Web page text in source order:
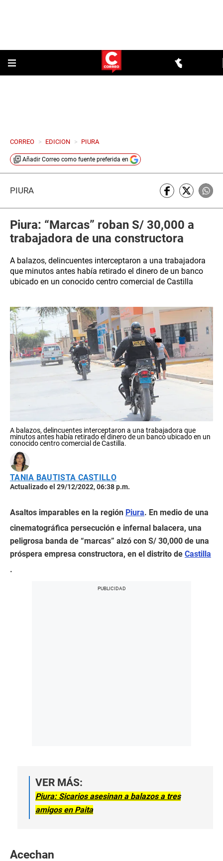
CORREO > EDICION > PIURA
Añadir Correo como fuente preferida en
PIURA
Piura: “Marcas” roban S/ 30,000 a
trabajadora de una constructora
A balazos, delincuentes interceptaron a una trabajadora
que minutos antes había retirado el dinero de un banco
ubicado en un conocido centro comercial de Castilla
A balazos, delincuentes interceptaron a una trabajadora que
minutos antes había retirado el dinero de un banco ubicado en un
conocido centro comercial de Castilla.
TANIA BAUTISTA CASTILLO
Actualizado el 29/12/2022, 06:38 p.m.
Asaltos imparables en la región Piura. En medio de una
cinematográfica persecución e infernal balacera, una
peligrosa banda de “marcas” alzó con S/ 30,000 de una
próspera empresa constructora, en el distrito de Castilla
.
VER MÁS:
Piura: Sicarios asesinan a balazos a tres
amigos en Paita
Acechan